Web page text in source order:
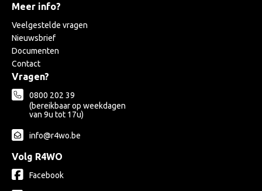
Meer info?
Veelgestelde vragen
Nieuwsbrief
Documenten
Contact
Vragen?
0800 202 39
(bereikbaar op weekdagen
van 9u tot 17u)
info@r4wo.be
Volg R4WO
Facebook